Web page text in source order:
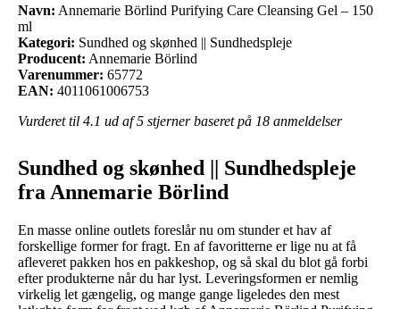
Navn: Annemarie Börlind Purifying Care Cleansing Gel – 150
ml
Kategori: Sundhed og skønhed || Sundhedspleje
Producent: Annemarie Börlind
Varenummer: 65772
EAN: 4011061006753
Vurderet til 4.1 ud af 5 stjerner baseret på 18 anmeldelser
Sundhed og skønhed || Sundhedspleje
fra Annemarie Börlind
En masse online outlets foreslår nu om stunder et hav af
forskellige former for fragt. En af favoritterne er lige nu at få
afleveret pakken hos en pakkeshop, og så skal du blot gå forbi
efter produkterne når du har lyst. Leveringsformen er nemlig
virkelig let gængelig, og mange gange ligeledes den mest